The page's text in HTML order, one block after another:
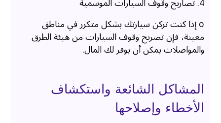
o إذا كنت تركن سيارتك بشكل متكرر في مناطق
معينة، فإن تصريح وقوف السيارات من هيئة الطرق
والمواصلات يمكن أن يوفر لك المال.
المشاكل الشائعة واستكشاف
الأخطاء وإصلاحها